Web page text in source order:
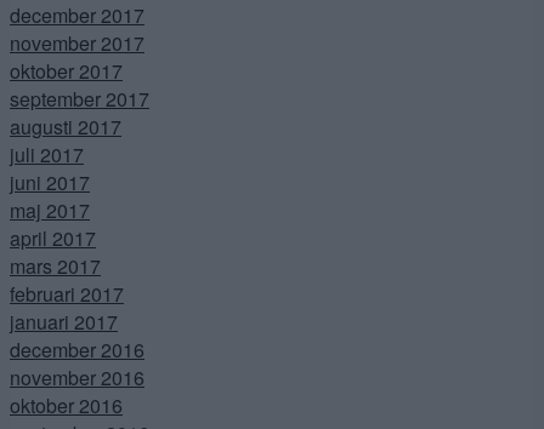
december 2017
november 2017
oktober 2017
september 2017
augusti 2017
juli 2017
juni 2017
maj 2017
april 2017
mars 2017
februari 2017
januari 2017
december 2016
november 2016
oktober 2016